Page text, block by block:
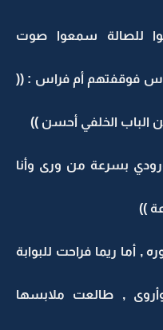
للصالة سمعوا صوت
فوقفتهم أم فراس : ((
الباب الخلفي أحسن ))
بسرعة من ورى وأنا
))
أما ريما فراحت للبوابة
وأروى , طالعت ملابسها